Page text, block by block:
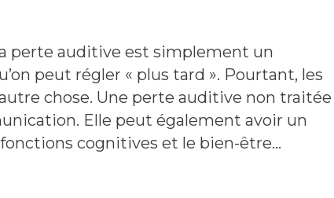
perte auditive est simplement un
peut régler « plus tard ». Pourtant, les
chose. Une perte auditive non traitée
Elle peut également avoir un
cognitives et le bien-être…